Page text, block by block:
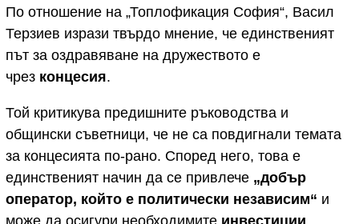
По отношение на „Топлофикация София“, Васил
Терзиев изрази твърдо мнение, че единственият
път за оздравяване на дружеството е
чрез концесия.
Той критикува предишните ръководства и
общински съветници, че не са повдигнали темата
за концесията по-рано. Според него, това е
единственият начин да се привлече „добър
оператор, който е политически независим“ и